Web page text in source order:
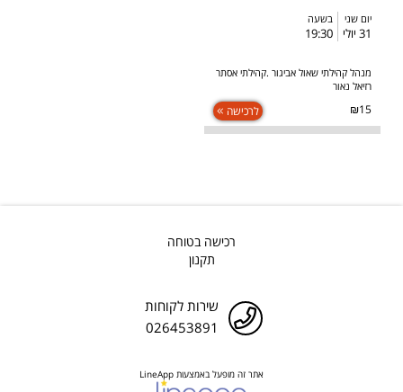
יום שני
31 יולי
בשעה
19:30
מנהל קהילתי שאול אביגור .קהילתי אסתר
רזיאל נאור
₪15 לרכישה
רכישה בטוחה
תקנון
שירות לקוחות
026453891
אתר זה מופעל באמצעות LineApp